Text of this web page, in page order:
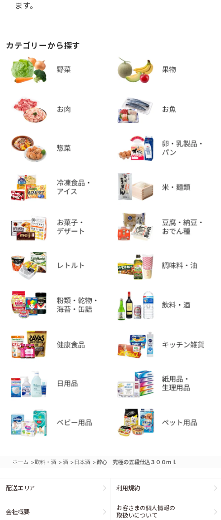
ます。
カテゴリーから探す
ホーム >飲料・酒 > 酒 > 日本酒 >酔心 究極の五段仕込３００ｍｌ
配送エリア 利用規約
会社概要
お客さまの個人情報の
取扱いについて